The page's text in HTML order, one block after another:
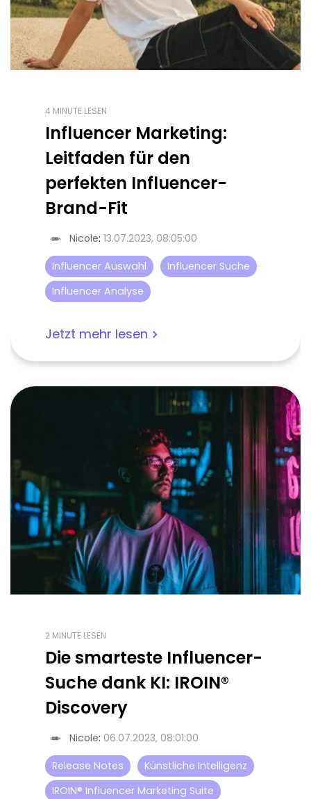
4 MINUTE LESEN
Influencer Marketing:
Leitfaden für den
perfekten Influencer-
Brand-Fit
Nicole: 13.07.2023, 08:05:00
Influencer Auswahl
Influencer Suche
Influencer Analyse
Jetzt mehr lesen
2 MINUTE LESEN
Die smarteste Influencer-
Suche dank KI: IROIN®
Discovery
Nicole: 06.07.2023, 08:01:00
Release Notes
Künstliche Intelligenz
IROIN® Influencer Marketing Suite